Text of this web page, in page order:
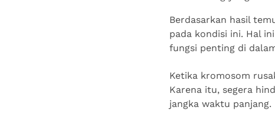
Berdasarkan hasil
pada kondisi ini. Hal
fungsi penting di
Ketika kromosom
Karena itu, segera
jangka waktu panjang.